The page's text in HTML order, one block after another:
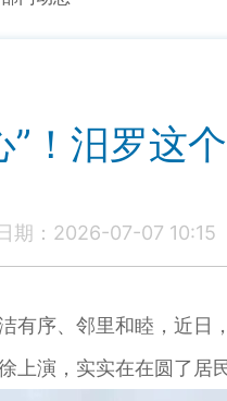
！汨罗这
日期：2026-07-07 10:15
序、邻里和睦，近日
演，实实在在圆了居民